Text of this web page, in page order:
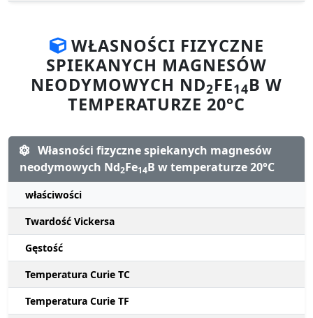
WŁASNOŚCI FIZYCZNE
SPIEKANYCH MAGNESÓW
NEODYMOWYCH ND2FE14B W
TEMPERATURZE 20°C
Własności fizyczne spiekanych magnesów
neodymowych Nd2Fe14B w temperaturze 20°C
właściwości
Twardość Vickersa
Gęstość
Temperatura Curie TC
Temperatura Curie TF